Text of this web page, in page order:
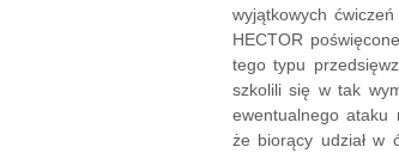
wyjątkowych
HECTOR
tego typu
szkolili się w tak
ewentualnego ataku
że biorący udział w